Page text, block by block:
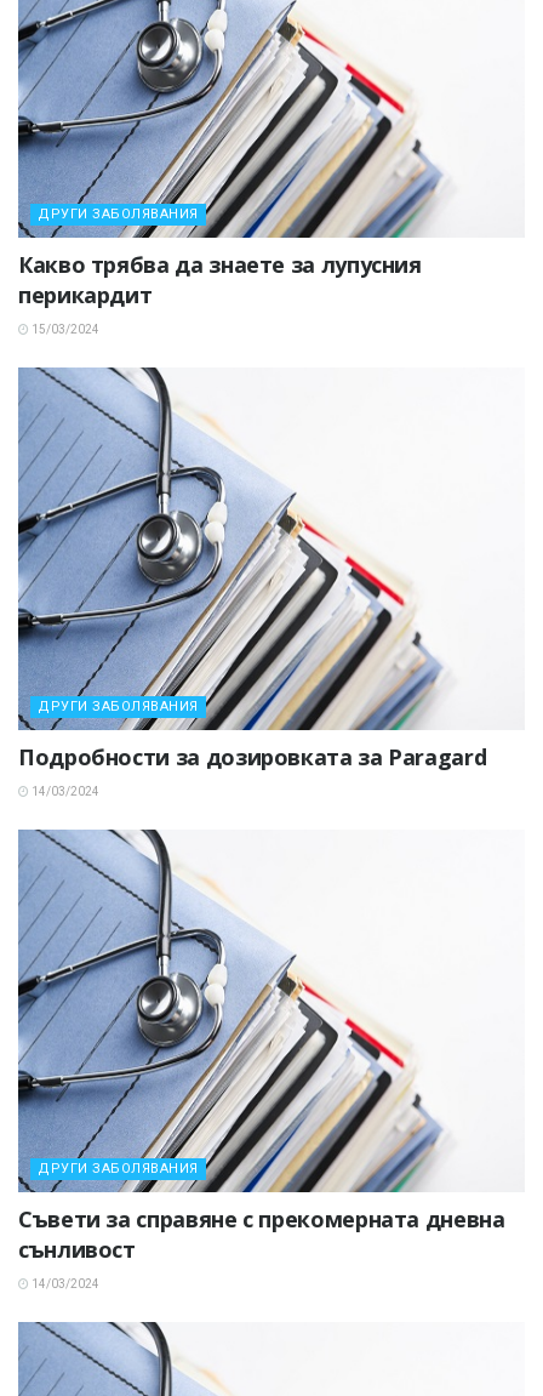
ДРУГИ ЗАБОЛЯВАНИЯ
Какво трябва да знаете за лупусния
перикардит
15/03/2024
ДРУГИ ЗАБОЛЯВАНИЯ
Подробности за дозировката за Paragard
14/03/2024
ДРУГИ ЗАБОЛЯВАНИЯ
Съвети за справяне с прекомерната дневна
сънливост
14/03/2024